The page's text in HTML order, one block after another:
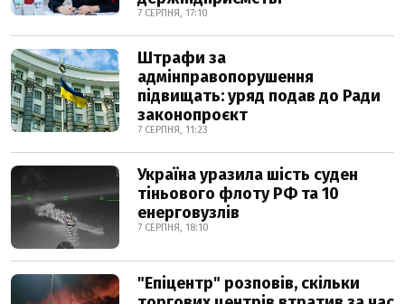
7 СЕРПНЯ, 17:10
Штрафи за
адмінправопорушення
підвищать: уряд подав до Ради
законопроєкт
7 СЕРПНЯ, 11:23
Україна уразила шість суден
тіньового флоту РФ та 10
енерговузлів
7 СЕРПНЯ, 18:10
"Епіцентр" розповів, скільки